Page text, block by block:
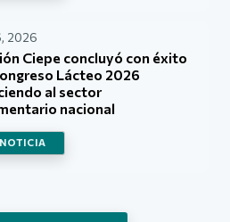
2026
Ciepe concluyó con éxito
Lácteo 2026
al sector
nacional
NOTICIA